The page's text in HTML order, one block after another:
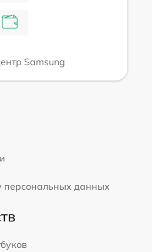
Samsung
персональных данных